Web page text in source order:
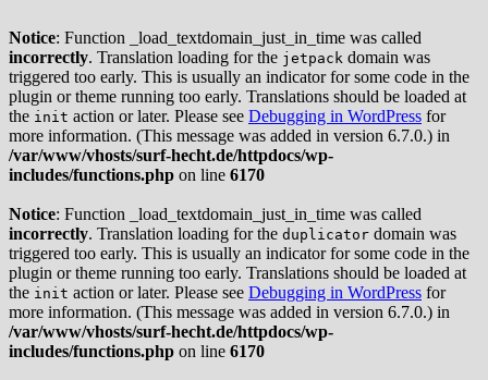
Notice: Function _load_textdomain_just_in_time was called
incorrectly. Translation loading for the jetpack domain was
triggered too early. This is usually an indicator for some code in the
plugin or theme running too early. Translations should be loaded at
the init action or later. Please see Debugging in WordPress for
more information. (This message was added in version 6.7.0.) in
/var/www/vhosts/surf-hecht.de/httpdocs/wp-
includes/functions.php on line 6170
Notice: Function _load_textdomain_just_in_time was called
incorrectly. Translation loading for the duplicator domain was
triggered too early. This is usually an indicator for some code in the
plugin or theme running too early. Translations should be loaded at
the init action or later. Please see Debugging in WordPress for
more information. (This message was added in version 6.7.0.) in
/var/www/vhosts/surf-hecht.de/httpdocs/wp-
includes/functions.php on line 6170